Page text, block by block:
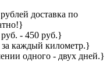
доставка по
- 450 руб.}
каждый километр.}
одного - двух дней.}